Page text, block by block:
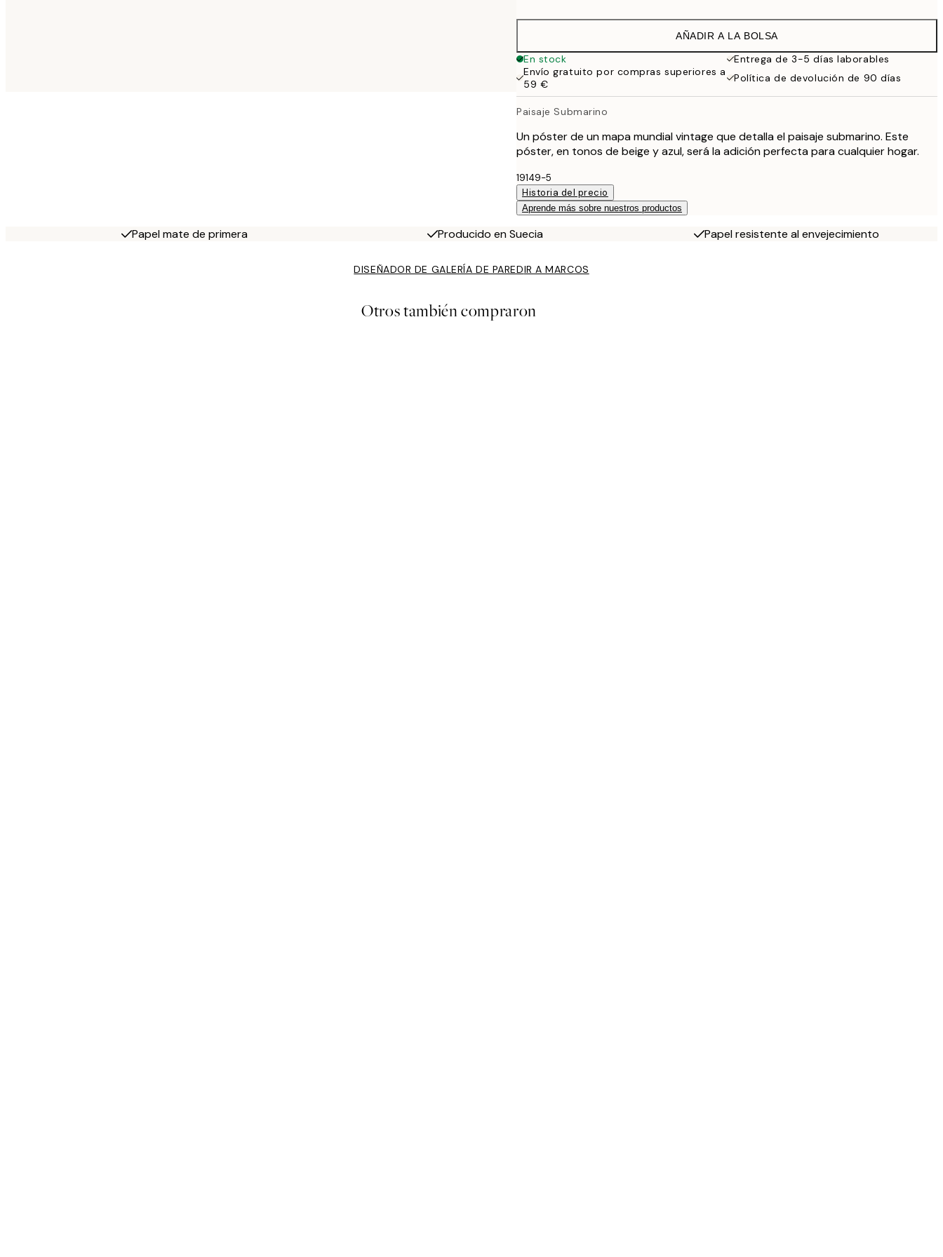
32,45 €
AÑADIR A LA BOLSA
En stock
Entrega de 3-5 días laborables
Envío gratuito por compras superiores a
59 €
Política de devolución de 90 días
Paisaje Submarino
Un póster de un mapa mundial vintage que detalla el paisaje submarino. Este
póster, en tonos de beige y azul, será la adición perfecta para cualquier hogar.
19149-5
Historia del precio
Aprende más sobre nuestros productos
Papel mate de primera Producido en Suecia Papel resistente al envejecimiento
DISEÑADOR DE GALERÍA DE PAREDIR A MARCOS
Otros también compraron